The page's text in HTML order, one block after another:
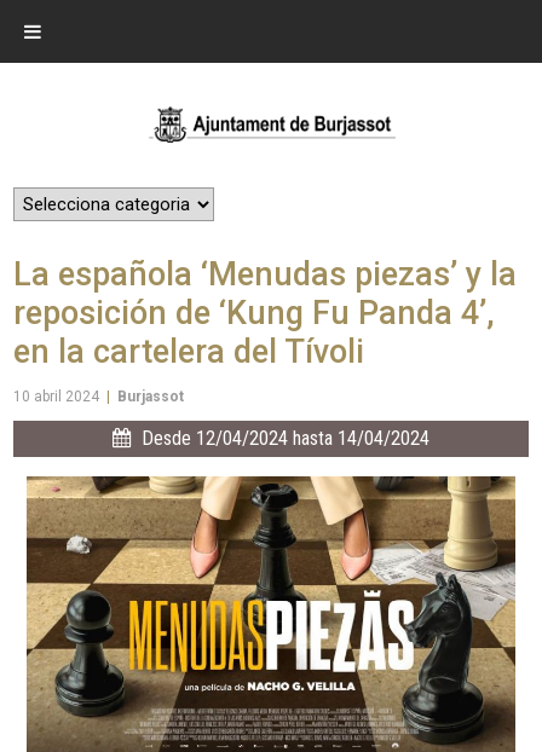
La española ‘Menudas piezas’ y la
reposición de ‘Kung Fu Panda 4’,
en la cartelera del Tívoli
10 abril 2024 Burjassot
Desde 12/04/2024 hasta 14/04/2024